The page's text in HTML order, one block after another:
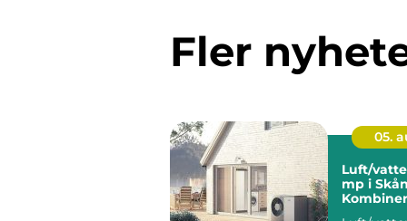
Fler
05.
Luft/
mp i